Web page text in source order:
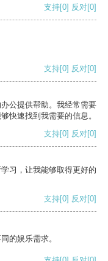
支持[0] 反对[0]
支持[0] 反对[0]
公提供帮助。我经常需要
快速找到我需要的信息。
支持[0] 反对[0]
习，让我能够取得更好的
支持[0] 反对[0]
的娱乐需求。